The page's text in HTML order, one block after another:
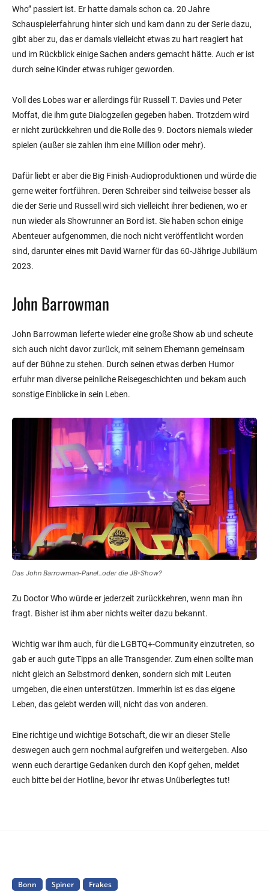
Who” passiert ist. Er hatte damals schon ca. 20 Jahre
Schauspielerfahrung hinter sich und kam dann zu der Serie dazu,
gibt aber zu, das er damals vielleicht etwas zu hart reagiert hat
und im Rückblick einige Sachen anders gemacht hätte. Auch er ist
durch seine Kinder etwas ruhiger geworden.
Voll des Lobes war er allerdings für Russell T. Davies und Peter
Moffat, die ihm gute Dialogzeilen gegeben haben. Trotzdem wird
er nicht zurückkehren und die Rolle des 9. Doctors niemals wieder
spielen (außer sie zahlen ihm eine Million oder mehr).
Dafür liebt er aber die Big Finish-Audioproduktionen und würde die
gerne weiter fortführen. Deren Schreiber sind teilweise besser als
die der Serie und Russell wird sich vielleicht ihrer bedienen, wo er
nun wieder als Showrunner an Bord ist. Sie haben schon einige
Abenteuer aufgenommen, die noch nicht veröffentlicht worden
sind, darunter eines mit David Warner für das 60-Jährige Jubiläum
2023.
John Barrowman
John Barrowman lieferte wieder eine große Show ab und scheute
sich auch nicht davor zurück, mit seinem Ehemann gemeinsam
auf der Bühne zu stehen. Durch seinen etwas derben Humor
erfuhr man diverse peinliche Reisegeschichten und bekam auch
sonstige Einblicke in sein Leben.
Das John Barrowman-Panel..oder die JB-Show?
Zu Doctor Who würde er jederzeit zurückkehren, wenn man ihn
fragt. Bisher ist ihm aber nichts weiter dazu bekannt.
Wichtig war ihm auch, für die LGBTQ+-Community einzutreten, so
gab er auch gute Tipps an alle Transgender. Zum einen sollte man
nicht gleich an Selbstmord denken, sondern sich mit Leuten
umgeben, die einen unterstützen. Immerhin ist es das eigene
Leben, das gelebt werden will, nicht das von anderen.
Eine richtige und wichtige Botschaft, die wir an dieser Stelle
deswegen auch gern nochmal aufgreifen und weitergeben. Also
wenn euch derartige Gedanken durch den Kopf gehen, meldet
euch bitte bei der Hotline, bevor ihr etwas Unüberlegtes tut!
Bonn Spiner Frakes